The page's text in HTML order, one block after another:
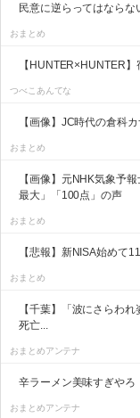
民意に逆らってはならな
おまとめ
【HUNTER×HUNTER】
つべこあんてな
【画像】JC時代の倉科
おまとめ
【画像】元NHK気象予
最大」「100点」の声
おまとめ
【悲報】新NISA始めて
おまとめ
【千葉】「波にさらわ
死亡...
おまとめアンテナ
辛ラーメン美味すぎやろ
おまとめアンテナ